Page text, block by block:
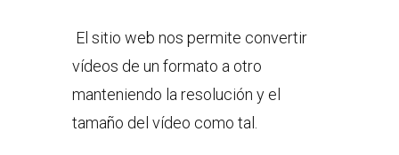
El sitio web nos permite convertir
vídeos de un formato a otro
manteniendo la resolución y el
tamaño del vídeo como tal.